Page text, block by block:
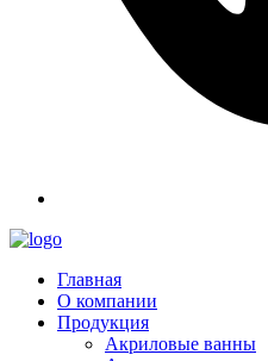
Главная
О компании
Продукция
Акриловые ванны